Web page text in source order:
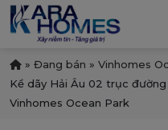
» Đang bán » Vinhomes
Kề dãy Hải Âu 02 trục
Vinhomes Ocean Park